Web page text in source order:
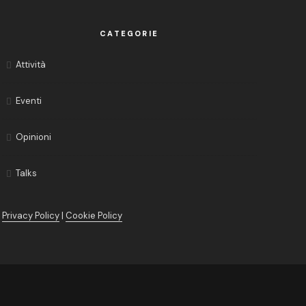
CATEGORIE
Attività
Eventi
Opinioni
Talks
Privacy Policy| Cookie Policy